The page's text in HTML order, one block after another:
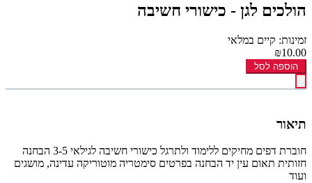
הולכים לגן - כישורי חשיבה
זמינות: קיים במלאי
₪10.00
הוספה לסל
תיאור
חוברת דפים מחיקים ללימוד ולתרגל כישורי חשיבה לגילאי 3-5 הבחנה
חזותית תאום עין יד הבחנה בפרטים סימטריה מוטוריקה עדינה, מושגים
ועוד